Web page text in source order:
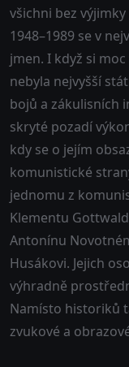
všichni bez
1948–1989 se v
jmen. I když si
nebyla nejvyšší
bojů a zákulisních
skryté pozadí
kdy se o jejím
komunistické
jednomu z
Klementu
Antonínu
Husákovi. Jejich
výhradně
Namísto historiků
zvukové a